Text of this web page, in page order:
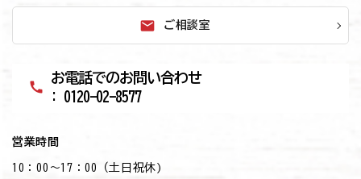
mail ご相談室
call
お電話でのお問い合わせ
: 0120-02-8577
営業時間
10：00～17：00（土日祝休)